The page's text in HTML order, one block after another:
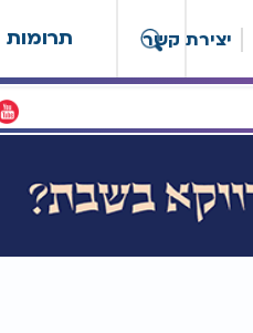
תרומות יצירת קשר